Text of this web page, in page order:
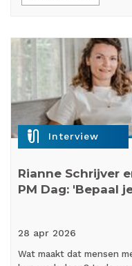
mic_external_on Interview
Rianne Schrijver
PM Dag: 'Bepaal
28 apr 2026
Wat maakt dat mensen